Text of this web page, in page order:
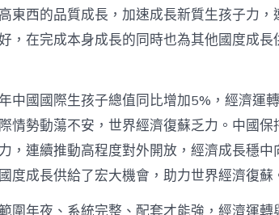
東西的品質成長，加速成長新質生孩子力
，在完成本身成長的同時也為其他國度成
中國國際生孩子總值同比增加5%，經濟運
情勢動蕩不安，世界經濟復蘇乏力。中國
，連續推動高程度對外開放，經濟成長穩
度成長供給了宏大機會，助力世界經濟復蘇